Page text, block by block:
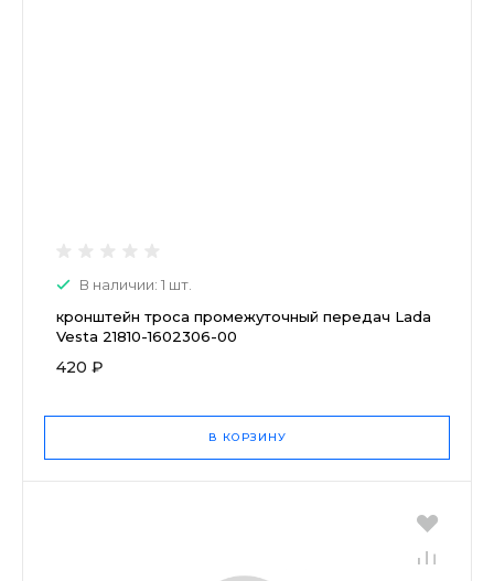
В наличии: 1 шт.
кронштейн троса промежуточный передач Lada
Vesta 21810-1602306-00
420 ₽
В КОРЗИНУ